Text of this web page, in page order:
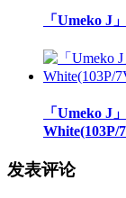
「Umeko J
「Umeko J
White(103P/
发表评论